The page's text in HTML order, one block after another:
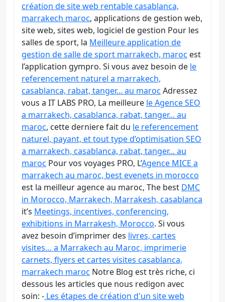
création de site web rentable casablanca,
marrakech maroc, applications de gestion web,
site web, sites web, logiciel de gestion Pour les
salles de sport, la Meilleure application de
gestion de salle de sport marrakech, maroc est
l’application gympro. Si vous avez besoin de le
referencement naturel a marrakech,
casablanca, rabat, tanger... au maroc Adressez
vous a IT LABS PRO, La meilleure le Agence SEO
a marrakech, casablanca, rabat, tanger... au
maroc, cette derniere fait du le referencement
naturel, payant, et tout type d’optimisation SEO
a marrakech, casablanca, rabat, tanger... au
maroc Pour vos voyages PRO, L’Agence MICE a
marrakech au maroc, best evenets in morocco
est la meilleur agence au maroc, The best DMC
in Morocco, Marrakech, Marrakesh, casablanca
it’s Meetings, incentives, conferencing,
exhibitions in Marrakesh, Morocco. Si vous
avez besoin d’imprimer des livres, cartes
visites… a Marrakech au Maroc, imprimerie
carnets, flyers et cartes visites casablanca,
marrakech maroc Notre Blog est très riche, ci
dessous les articles que nous redigon avec
soin: - Les étapes de création d'un site web